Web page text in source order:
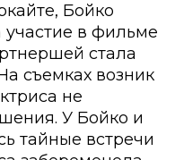
Бойко
в фильме
стала
съемках возник
не
У Бойко и
тайные встречи